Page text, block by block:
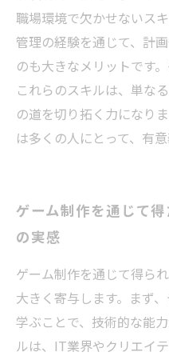
職場環境で欠かせないス
管理の経験を通じて、計
のも大きなメリットです
これらのスキルは、単な
の道を切り拓く力になり
は多くの人にとって、有
ゲーム制作を通じて
の実感
ゲーム制作を通じて得ら
大きく寄与します。まず
学ぶことで、技術的な能
ルは、IT業界やクリエイ